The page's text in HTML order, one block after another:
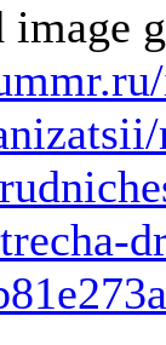
image